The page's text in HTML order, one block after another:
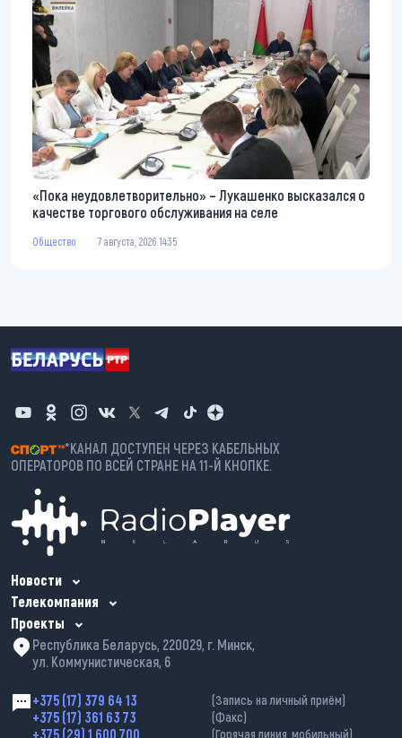
«Пока неудовлетворительно» – Лукашенко высказался о
качестве торгового обслуживания на селе
Общество 7 августа, 2026 14:35
*КАНАЛ ДОСТУПЕН ЧЕРЕЗ КАБЕЛЬНЫХ
ОПЕРАТОРОВ ПО ВСЕЙ СТРАНЕ НА 11-Й КНОПКЕ.
Новости
Телекомпания
Проекты
Республика Беларусь, 220029, г. Минск,
ул. Коммунистическая, 6
+375 (17) 379 64 13 (Запись на личный приём)
+375 (17) 361 63 73 (Факс)
+375 (29) 1 600 700 (Горячая линия, мобильный)